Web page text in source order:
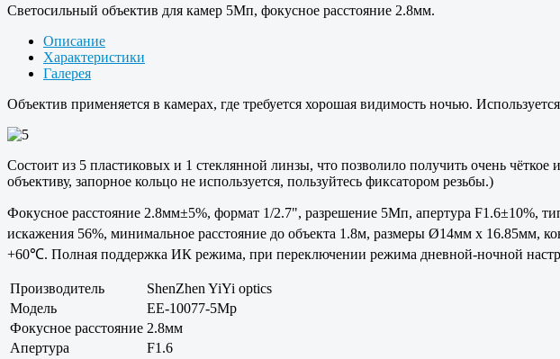
Светосильный объектив для камер 5Мп, фокусное расстояние 2.8мм.
Описание
Характеристики
Галерея
Объектив применяется в камерах, где требуется хорошая видимость ночью.
Состоит из 5 пластиковых и 1 стеклянной линзы, что позволило получить очень
объективу, запорное кольцо не используется, пользуйтесь фиксатором резьбы.)
Фокусное расстояние 2.8мм±5%, формат 1/2.7", разрешение 5Мп, апертура F1.6±10%,
искажения 56%, минимальное расстояние до объекта 1.8м, размеры Ø14мм x 16.85мм,
+60℃. Полная поддержка ИК режима, при переключении режима дневной-ночной
Производитель
ShenZhen YiYi optics
Модель
EE-10077-5Mp
Фокусное расстояние 2.8мм
Апертура
F1.6